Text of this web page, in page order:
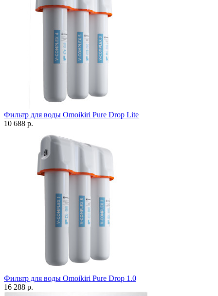
Фильтр для воды Omoikiri Pure Drop Lite
10 688 р.
Фильтр для воды Omoikiri Pure Drop 1.0
16 288 р.